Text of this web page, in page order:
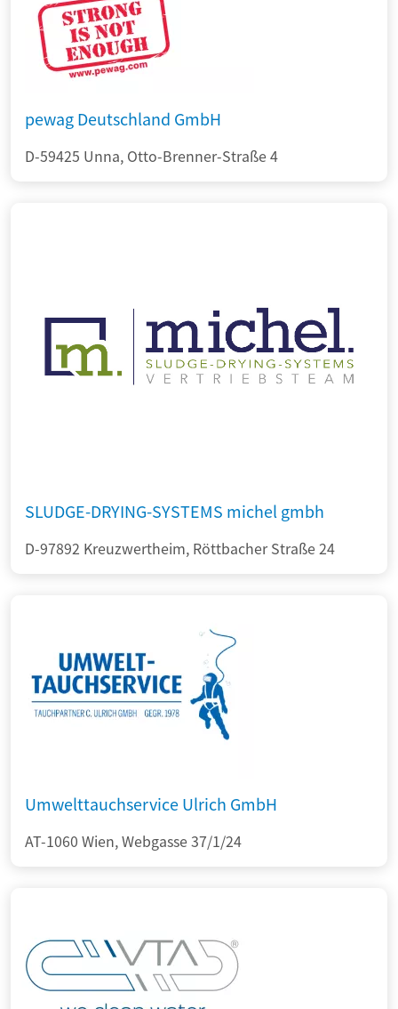
pewag Deutschland GmbH
D-59425 Unna, Otto-Brenner-Straße 4
SLUDGE-DRYING-SYSTEMS michel gmbh
D-97892 Kreuzwertheim, Röttbacher Straße 24
Umwelttauchservice Ulrich GmbH
AT-1060 Wien, Webgasse 37/1/24